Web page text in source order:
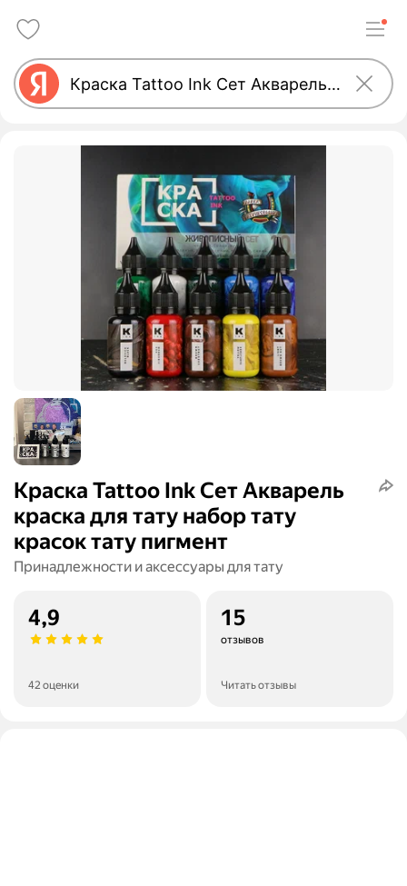
Краска Tattoo Ink Сет Акварель
краска для тату набор тату
красок тату пигмент
Принадлежности и аксессуары для тату
4,9
42 оценки
15
отзывов
Читать отзывы